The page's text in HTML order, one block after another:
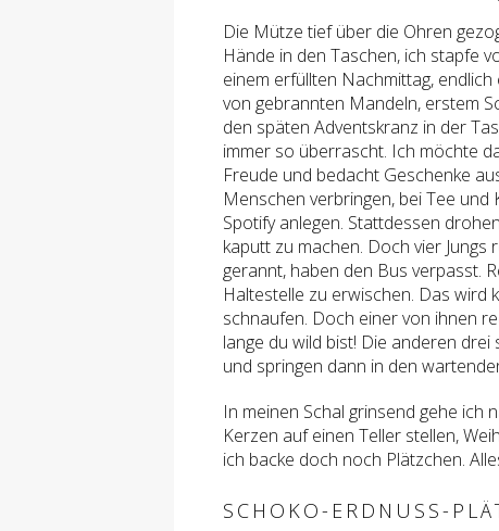
Die Mütze tief über die Ohren
Hände in den Taschen, ich stapfe
einem erfüllten Nachmittag,
von gebrannten Mandeln, erstem
den späten Adventskranz in der
immer so überrascht. Ich möchte
Freude und bedacht Geschenke
Menschen verbringen, bei Tee
Spotify anlegen. Stattdessen
kaputt zu machen. Doch vier Jungs
gerannt, haben den Bus verpasst.
Haltestelle zu erwischen. Das wird
schnaufen. Doch einer von ihnen
lange du wild bist! Die anderen
und springen dann in den
In meinen Schal grinsend gehe ich
Kerzen auf einen Teller stellen,
ich backe doch noch Plätzchen.
SCHOKO-ERDNUSS-